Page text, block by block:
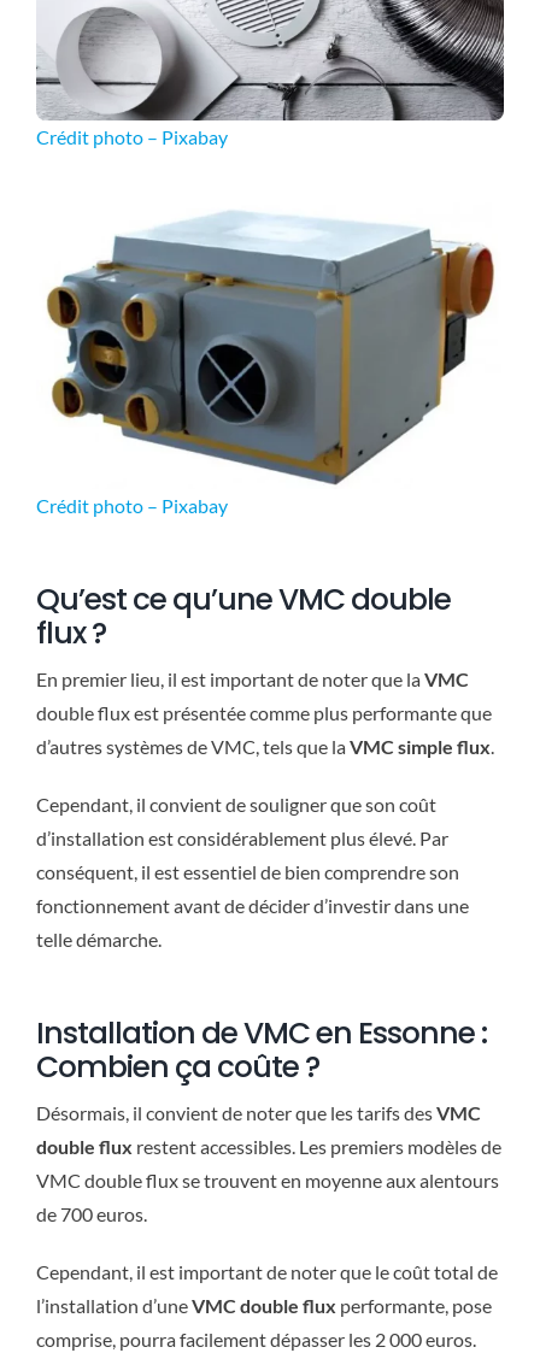
Crédit photo – Pixabay
Crédit photo – Pixabay
Qu’est ce qu’une VMC double
flux ?
En premier lieu, il est important de noter que laVMC
double flux est présentée comme plus performante que
d’autres systèmes de VMC, tels que laVMC simple flux.
Cependant, il convient de souligner que son coût
d’installation est considérablement plus élevé. Par
conséquent, il est essentiel de bien comprendre son
fonctionnement avant de décider d’investir dans une
telle démarche.
Installation de VMC en Essonne :
Combien ça coûte ?
Désormais, il convient de noter que les tarifs desVMC
double flux restent accessibles. Les premiers modèles de
VMC double flux se trouvent en moyenne aux alentours
de 700 euros.
Cependant, il est important de noter que le coût total de
l’installation d’uneVMC double flux performante, pose
comprise, pourra facilement dépasser les 2 000 euros.